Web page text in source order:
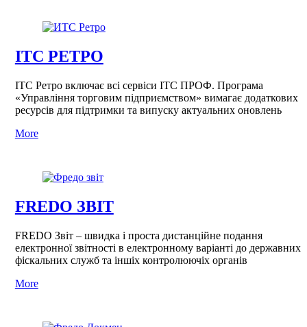
ІТС РЕТРО
ІТС Ретро включає всі сервіси ІТС ПРОФ. Програма
«Управління торговим підприємством» вимагає додаткових
ресурсів для підтримки та випуску актуальних оновлень
More
FREDO ЗВІТ
FREDO Звіт – швидка і проста дистанційне подання
електронної звітності в електронному варіанті до державних
фіскальних служб та іншіх контролюючіх органів
More